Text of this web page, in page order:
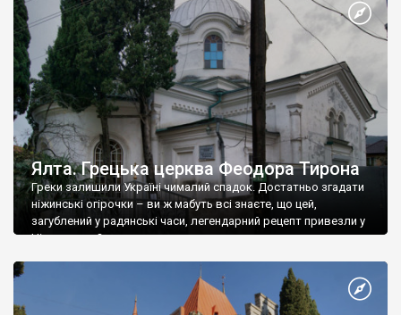
Ялта. Грецька церква Феодора Тирона
Греки залишили Україні чималий спадок. Достатньо згадати
ніжинські огірочки – ви ж мабуть всі знаєте, що цей,
загублений у радянські часи, легендарний рецепт привезли у
Ніжин греки?